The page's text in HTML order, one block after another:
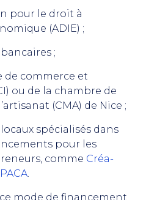
pour le droit à
(ADIE) ;
;
de commerce et
ou de la chambre de
(CMA) de Nice ;
spécialisés dans
pour les
comme Créa-
.
mode de financement